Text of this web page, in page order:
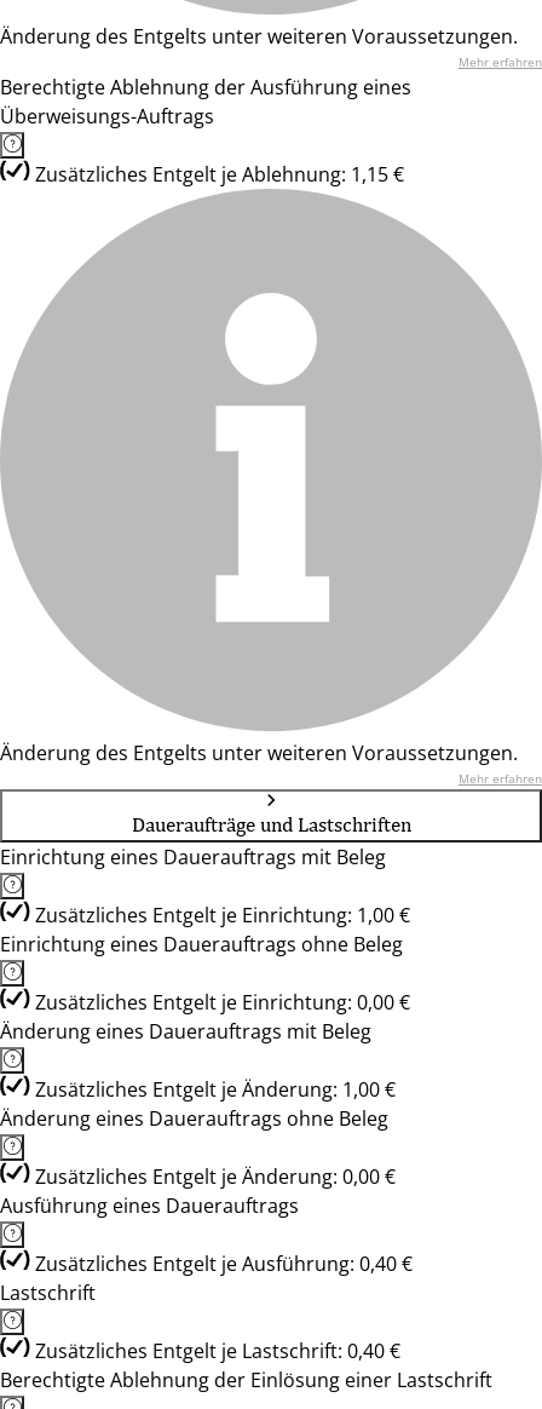
Änderung des Entgelts unter weiteren Voraussetzungen.
Mehr erfahren
Berechtigte Ablehnung der Ausführung eines
Überweisungs-Auftrags
Zusätzliches Entgelt je Ablehnung: 1,15 €
Änderung des Entgelts unter weiteren Voraussetzungen.
Mehr erfahren
Daueraufträge und Lastschriften
Einrichtung eines Dauerauftrags mit Beleg
Zusätzliches Entgelt je Einrichtung: 1,00 €
Einrichtung eines Dauerauftrags ohne Beleg
Zusätzliches Entgelt je Einrichtung: 0,00 €
Änderung eines Dauerauftrags mit Beleg
Zusätzliches Entgelt je Änderung: 1,00 €
Änderung eines Dauerauftrags ohne Beleg
Zusätzliches Entgelt je Änderung: 0,00 €
Ausführung eines Dauerauftrags
Zusätzliches Entgelt je Ausführung: 0,40 €
Lastschrift
Zusätzliches Entgelt je Lastschrift: 0,40 €
Berechtigte Ablehnung der Einlösung einer Lastschrift